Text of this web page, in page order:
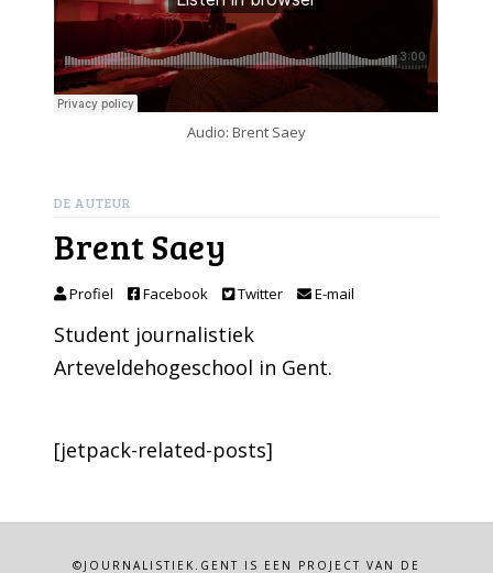
Audio: Brent Saey
DE AUTEUR
Brent Saey
Profiel Facebook Twitter E-mail
Student journalistiek
Arteveldehogeschool in Gent.
[jetpack-related-posts]
©JOURNALISTIEK.GENT IS EEN PROJECT VAN DE